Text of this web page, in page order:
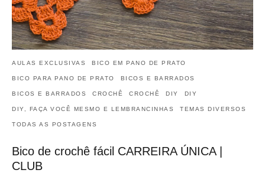
AULAS EXCLUSIVAS BICO EM PANO DE PRATO
BICO PARA PANO DE PRATO BICOS E BARRADOS
BICOS E BARRADOS CROCHÊ CROCHÊ DIY DIY
DIY, FAÇA VOCÊ MESMO E LEMBRANCINHAS TEMAS DIVERSOS
TODAS AS POSTAGENS
Bico de crochê fácil CARREIRA ÚNICA |
CLUB